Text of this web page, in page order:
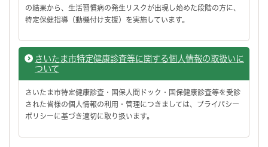
の結果から、生活習慣病の発生リスクが出現し始めた段階の方に、
特定保健指導（動機付け支援）を実施しています。
さいたま市特定健康診査等に関する個人情報の取扱いに
ついて
さいたま市特定健康診査・国保人間ドック・国保健康診査等を受診
された皆様の個人情報の利用・管理につきましては、プライバシー
ポリシーに基づき適切に取り扱います。